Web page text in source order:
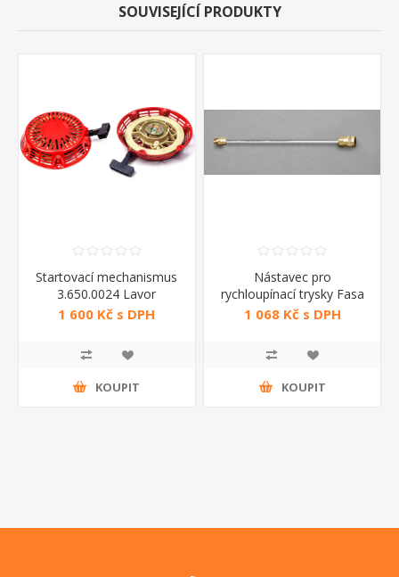
SOUVISEJÍCÍ PRODUKTY
Startovací mechanismus
3.650.0024 Lavor
1 600 Kč s DPH
KOUPIT
Nástavec pro
rychloupínací trysky Fasa
1 068 Kč s DPH
KOUPIT